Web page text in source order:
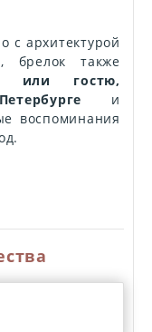
с архитектурой
брелок также
или гостю,
и
воспоминания